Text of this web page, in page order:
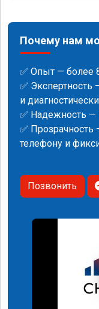
Почему нам
✅ Опыт — более
✅
и
✅ Надежность —
✅
телефону и
Позвонить